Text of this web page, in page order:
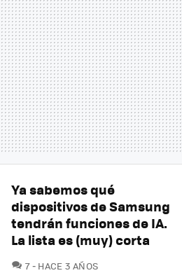
Ya sabemos qué
dispositivos de Samsung
tendrán funciones de IA.
La lista es (muy) corta
7COMENTARIOS
HACE 3 AÑOS